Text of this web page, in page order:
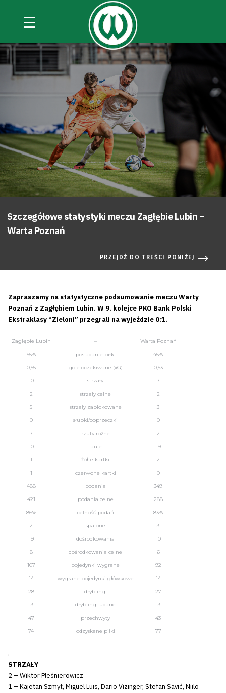
☰
Szczegółowe statystyki meczu Zagłębie Lubin –
Warta Poznań
PRZEJDŹ DO TREŚCI PONIŻEJ
Zapraszamy na statystyczne podsumowanie meczu Warty
Poznań z Zagłębiem Lubin. W 9. kolejce PKO Bank Polski
Ekstraklasy “Zieloni” przegrali na wyjeździe 0:1.
Zagłębie Lubin –
Warta Poznań
55%
posiadanie piłki
45%
0,55
gole oczekiwane (xG)
0,53
10
strzały
7
2
strzały celne
2
5
strzały zablokowane
3
0
słupki/poprzeczki
0
7
rzuty rożne
2
10
faule
19
1
żółte kartki
2
1
czerwone kartki
0
488
podania
349
421
podania celne
288
86%
celność podań
83%
2
spalone
3
19
dośrodkowania
10
8
dośrodkowania celne
6
107
pojedynki wygrane
92
14
wygrane pojedynki główkowe
14
28
dryblingi
27
13
dryblingi udane
13
47
przechwyty
43
74
odzyskane piłki 77
.
STRZAŁY
2 – Wiktor Pleśnierowicz
1 – Kajetan Szmyt, Miguel Luis, Dario Vizinger, Stefan Savić, Niilo